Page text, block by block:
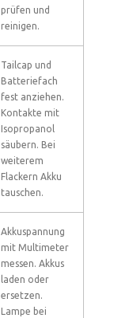
prüfen und
reinigen.
Tailcap und
Batteriefach
fest anziehen.
Kontakte mit
Isopropanol
säubern. Bei
weiterem
Flackern Akku
tauschen.
Akkuspannung
mit Multimeter
messen. Akkus
laden oder
ersetzen.
Lampe bei